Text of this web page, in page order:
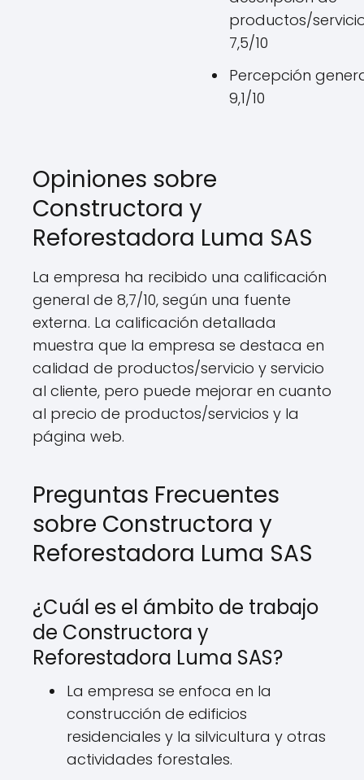
productos/
7,5/10
Percepción
9,1/10
Opiniones sobre
Constructora y
Reforestadora Luma SAS
La empresa ha recibido una calificación
general de 8,7/10, según una fuente
externa. La calificación detallada
muestra que la empresa se destaca en
calidad de productos/servicio y servicio
al cliente, pero puede mejorar en cuanto
al precio de productos/servicios y la
página web.
Preguntas Frecuentes
sobre Constructora y
Reforestadora Luma SAS
¿Cuál es el ámbito de trabajo
de Constructora y
Reforestadora Luma SAS?
La empresa se enfoca en la
construcción de edificios
residenciales y la silvicultura y otras
actividades forestales.